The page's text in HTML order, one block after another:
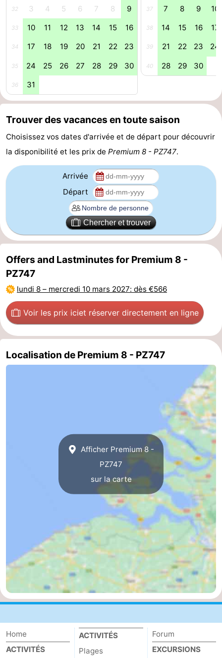
du
vélo
Randonnée
Équitation
-
de
golf
Surfen
-
Peche
-
des
phoques
Boire
et
manger
Événements
Pratiques
Forum
-
Hollands
Duin
Noordwijk
Katwijk
-
Scheveningen
-
Haye
Rotterdam
-
32 3 4 5 6 7 8 9
33 10 11 12 13 14 15 16
34 17 18 19 20 21 22 23
35 24 25 26 27 28 29 30
36 31
37 7 8 9 10
38 14 15 16 17
39 21 22 23 24
40 28 29 30
Trouver des vacances en toute saison
Choisissez vos dates d'arrivée et de départ pour découvrir
la disponibilité et les prix de Premium 8 - PZ747.
Arrivée
Départ
Chercher et trouver
Offers and Lastminutes for Premium 8 -
PZ747
lundi 8 – mercredi 10 mars 2027: dès €566
Voir les prix iciet réserver directement en ligne
Localisation de Premium 8 - PZ747
Afficher Premium 8 -
PZ747
sur la carte
Home
ACTIVITÉS
ACTIVITÉS
Plages
Forum
EXCURSIONS